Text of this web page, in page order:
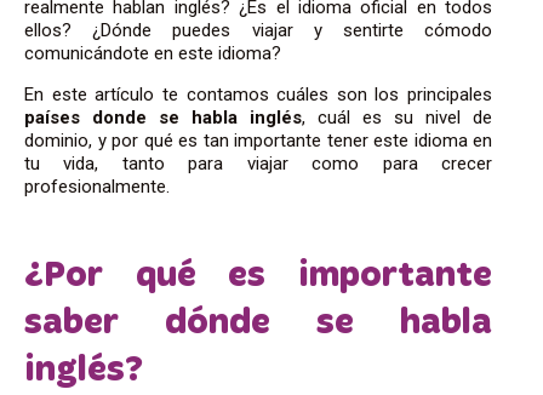
realmente hablan inglés? ¿Es el idioma oficial en todos
ellos? ¿Dónde puedes viajar y sentirte cómodo
comunicándote en este idioma?
En este artículo te contamos cuáles son los principales
países donde se habla inglés, cuál es su nivel de
dominio, y por qué es tan importante tener este idioma en
tu vida, tanto para viajar como para crecer
profesionalmente.
¿Por qué es importante
saber dónde se habla
inglés?